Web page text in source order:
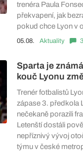
trenéra Paula
překvapení, jak
pokud chce Lyon v
05.08. Aktuality
Sparta je
kouč Lyonu
Trenér fotbalistů
zápase 3. předkola
nečekaně porazili
Letenští dostáli
nepříznivý vývoj
týmu v české